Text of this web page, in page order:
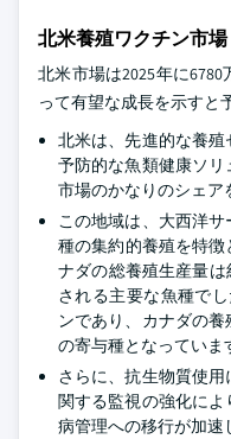
北米養殖ワクチン市場
北米市場は2025年に
って有望な成長を示すと
北米は、先進的な養
予防的な魚類健康ソ
市場のかなりのシェア
この地域は、大西洋
種の集約的養殖を特徴
ナダの総養殖生産量は
される主要な魚種で
ンであり、カナダの
の寄与種となっていま
さらに、抗生物質使
関する監視の強化に
病管理への移行が加速